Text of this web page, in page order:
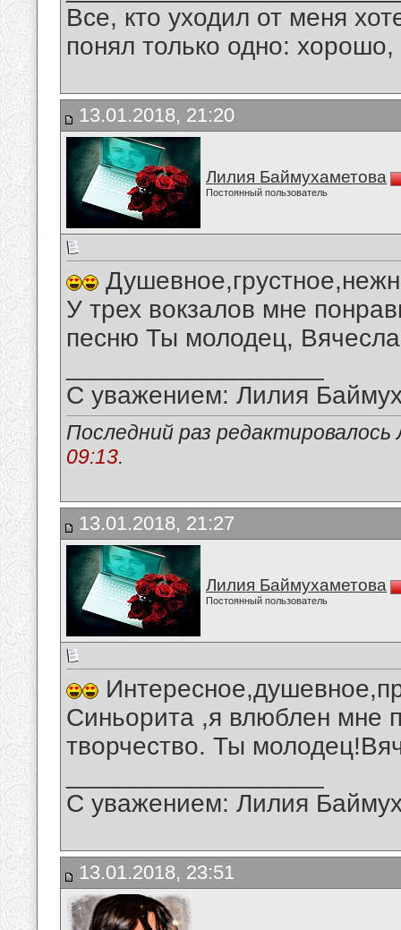
Все, кто уходил от меня
понял только одно:
13.01.2018, 21:20
Лилия Баймухаметова
Постоянный пользователь
У трех вокзалов мне
песню Ты молодец,
С уважением: Лилия
Последний раз
09:13.
13.01.2018, 21:27
Лилия Баймухаметова
Постоянный пользователь
Синьорита ,я влюблен мне
творчество. Ты
С уважением: Лилия
13.01.2018, 23:51